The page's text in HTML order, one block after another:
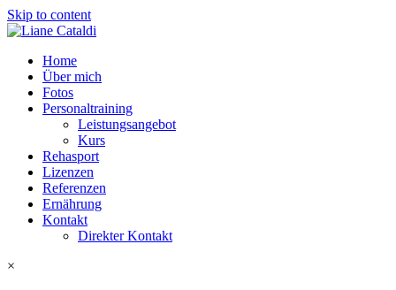
Skip to content
Home
Über mich
Fotos
Personaltraining
Leistungsangebot
Kurs
Rehasport
Lizenzen
Referenzen
Ernährung
Kontakt
Direkter Kontakt
×